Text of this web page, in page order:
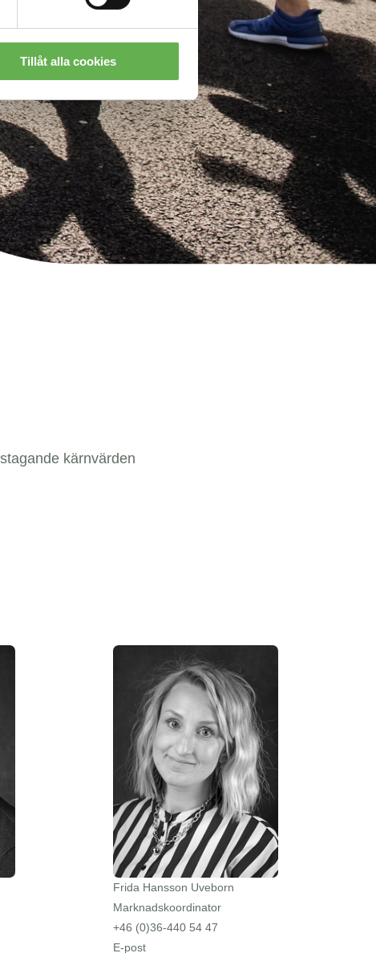
Tillåt alla cookies
kärnvärden
Frida Hansson Uveborn
Marknadskoordinator
+46 (0)36-440 54 47
E-post